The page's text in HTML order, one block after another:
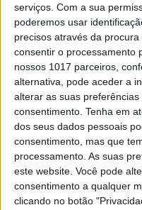
serviços. Com a sua
poderemos usar
precisos através da
consentir o processamento
nossos 1017 parceiros,
alternativa, pode aceder a
alterar as suas
consentimento. Tenha em
dos seus dados pessoais
consentimento, mas que
processamento. As suas
este website. Você pode
consentimento a qualquer
clicando no botão
esquerda.
Na última corrida
Deegan tentou
corrida e do
ganhar pontos
No entanto,
caíram, apenas
se. Deegan tentou
não conseguiu e
apontar para o seu
jovem piloto
a falar com a
antes de receber